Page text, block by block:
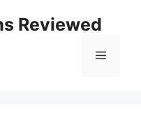
Reviewed
Menu